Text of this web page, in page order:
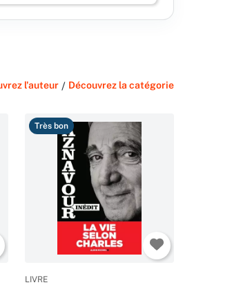
l'auteur / Découvrez la catégorie
Très bon
LIVRE